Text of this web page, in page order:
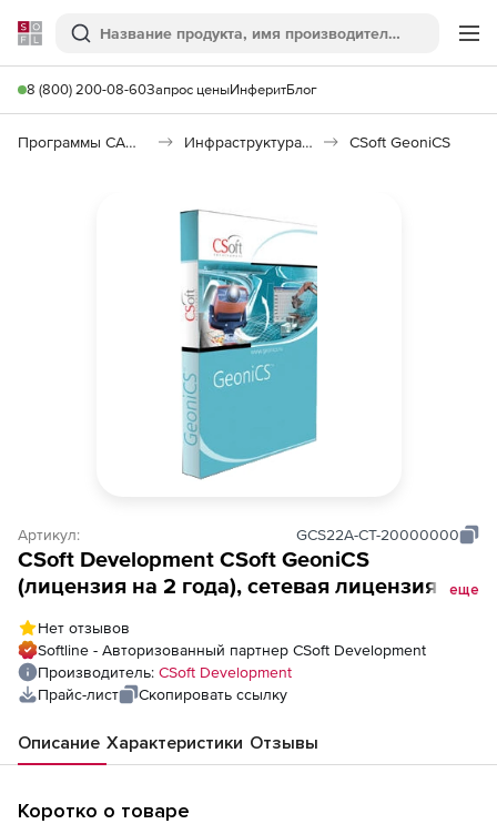
Softline
Поиск
8 (800) 200-08-60Запрос ценыИнферитБлог
Программы САПР и ГИС Инфраструктура: изыскания, генплан, транспорт CSoft GeoniCS
Артикул: GCS22A-CT-20000000
CSoft Development CSoft GeoniCS
(лицензия на 2 года), сетевая лицензия,
еще
Нет отзывов
Softline - Авторизованный партнер CSoft Development
Производитель: CSoft Development
Прайс-лист
Скопировать ссылку
Описание Характеристики Отзывы
Коротко о товаре